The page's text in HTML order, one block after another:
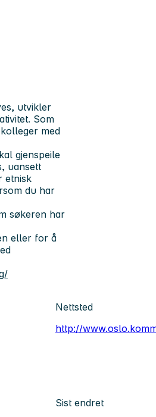
utvikler
Som
med
gjenspeile
uansett
etnisk
du har
søkeren har
eller for å
Nettsted
http://
Sist endret